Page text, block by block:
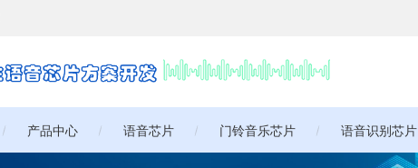
产品中心 语音芯片 门铃音乐芯片 语音识别芯片